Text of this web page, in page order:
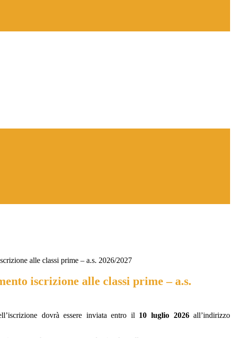
alle classi prime – a.s. 2026/2027
iscrizione alle classi prime – a.s.
dovrà essere inviata entro il 10 luglio 2026all’indirizzo